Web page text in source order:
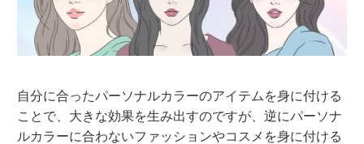
自分に合ったパーソナルカラーのアイテムを身に付ける
ことで、大きな効果を生み出すのですが、逆にパーソナ
ルカラーに合わないファッションやコスメを身に付ける